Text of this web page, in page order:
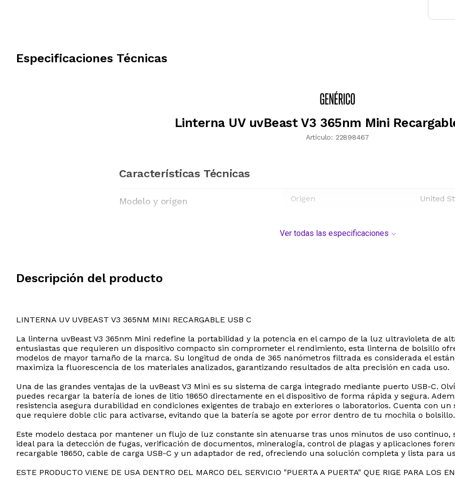
Especificaciones Técnicas
Linterna UV uvBeast V3 365nm Mini
Artículo: 22898467
Características Técnicas
Modelo y origen Origen United
Ver todas las especificaciones
Descripción del producto
LINTERNA UV UVBEAST V3 365NM MINI RECARGABLE USB C
La linterna uvBeast V3 365nm Mini redefine la portabilidad y la potencia en el campo de la luz ultravioleta de
entusiastas que requieren un dispositivo compacto sin comprometer el rendimiento, esta linterna de bolsillo
modelos de mayor tamaño de la marca. Su longitud de onda de 365 nanómetros filtrada es considerada el
maximiza la fluorescencia de los materiales analizados, garantizando resultados de alta precisión en cada uso.
Una de las grandes ventajas de la uvBeast V3 Mini es su sistema de carga integrado mediante puerto USB-C.
puedes recargar la batería de iones de litio 18650 directamente en el dispositivo de forma rápida y segura.
resistencia asegura durabilidad en condiciones exigentes de trabajo en exteriores o laboratorios. Cuenta con
que requiere doble clic para activarse, evitando que la batería se agote por error dentro de tu mochila o bolsillo.
Este modelo destaca por mantener un flujo de luz constante sin atenuarse tras unos minutos de uso continuo,
ideal para la detección de fugas, verificación de documentos, mineralogía, control de plagas y aplicaciones
recargable 18650, cable de carga USB-C y un adaptador de red, ofreciendo una solución completa y lista para
ESTE PRODUCTO VIENE DE USA DENTRO DEL MARCO DEL SERVICIO "PUERTA A PUERTA" QUE RIGE PARA LOS